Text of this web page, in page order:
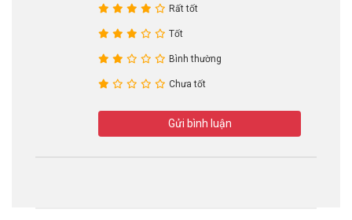
Rất tốt
Tốt
Bình thường
Chưa tốt
Gửi bình luận